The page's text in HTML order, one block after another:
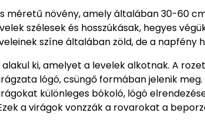
méretű növény, amely általában 30-60
szélesek és hosszúkásak, hegyes
színe általában zöld, de a
ki, amelyet a levelek alkotnak. A
lógó, csüngő formában jelenik
különleges bókoló, lógó
a virágok vonzzák a rovarokat a